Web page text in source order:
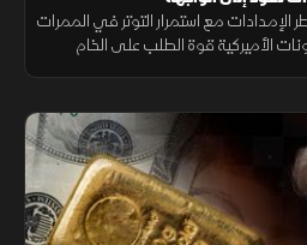
مع استمرار التوتر في الممرات
الأميركية قوة الطلب على الخام